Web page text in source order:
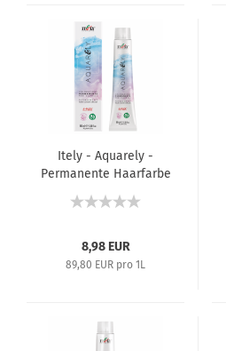
Itely - Aquarely -
Permanente Haarfarbe
8,98 EUR
89,80 EUR pro 1L